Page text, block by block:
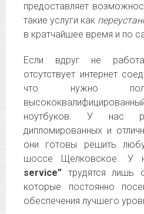
предоставляет
такие услуги как
в кратчайшее время и по
Если вдруг не
отсутствует интернет
что нужно
ноутбуков. У нас
дипломированных и
они готовы решить
шоссе Щелковское.
service” трудятся лишь
которые постоянно
обеспечения лучшего